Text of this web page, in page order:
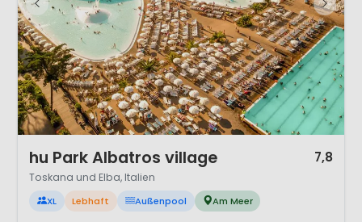
hu Park Albatros village 7,8
Toskana und Elba, Italien
XL Lebhaft Außenpool Am Meer